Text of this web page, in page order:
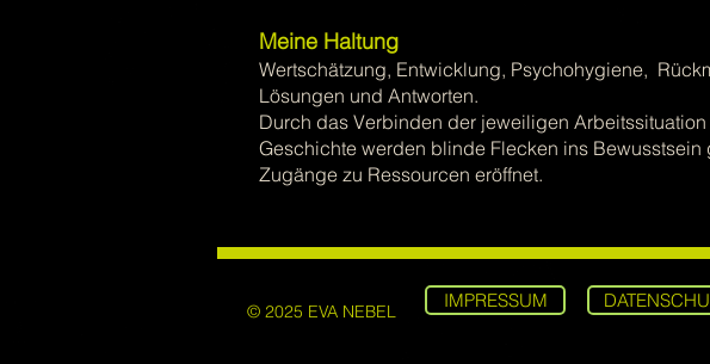
Meine Haltung
Wertschätzung, Entwicklung, Psychohygiene,
Lösungen und Antworten.
Durch das Verbinden der jeweiligen
Geschichte werden blinde Flecken ins
Zugänge zu Ressourcen eröffnet.
© 2025 EVA NEBEL IMPRESSUM